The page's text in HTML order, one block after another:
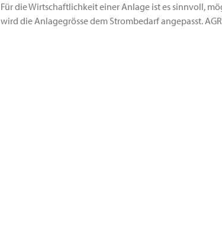
Für die Wirtschaftlichkeit einer Anlage ist es sinnvoll,
wird die Anlagegrösse dem Strombedarf angepasst.